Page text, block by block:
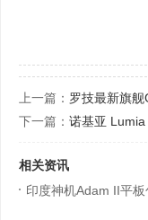
上一篇： 罗技最新旗
下一篇： 诺基亚
相关资讯
印度神机Adam II平